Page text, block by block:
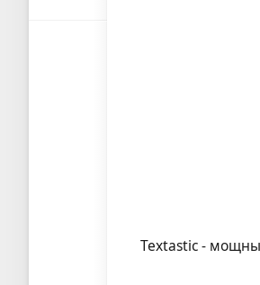
Textastic -